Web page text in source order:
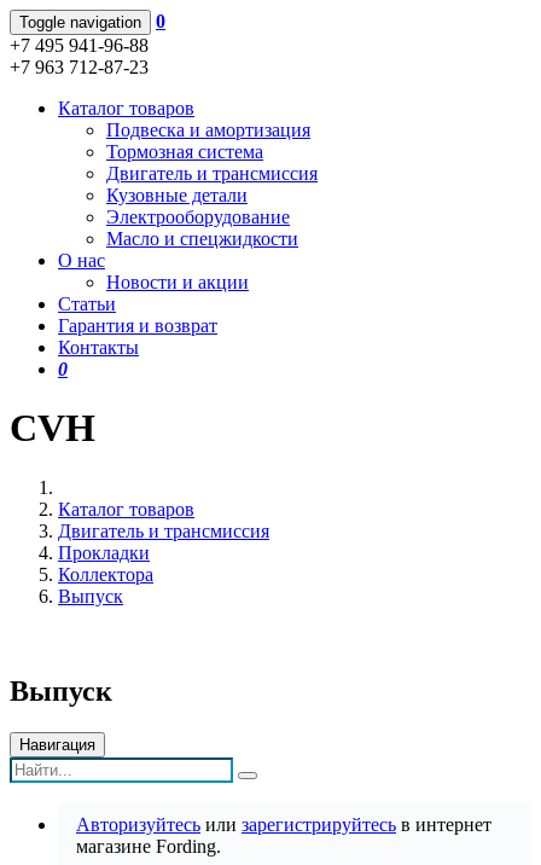
Toggle navigation
0
+7 495 941-96-88
+7 963 712-87-23
Каталог товаров
Подвеска и амортизация
Тормозная система
Двигатель и трансмиссия
Кузовные детали
Электрооборудование
Масло и спецжидкости
О нас
Новости и акции
Статьи
Гарантия и возврат
Контакты
0
CVH
Каталог товаров
Двигатель и трансмиссия
Прокладки
Коллектора
Выпуск
Выпуск
Навигация
Авторизуйтесь или зарегистрируйтесь в интернет
магазине Fording.